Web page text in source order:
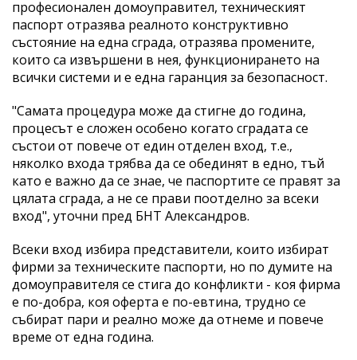
професионален домоуправител, техническият
паспорт отразява реалното конструктивно
състояние на една сграда, отразява промените,
които са извършени в нея, функционирането на
всички системи и е една гаранция за безопасност.
"Самата процедура може да стигне до година,
процесът е сложен особено когато сградата се
състои от повече от един отделен вход, т.е.,
няколко входа трябва да се обединят в едно, тъй
като е важно да се знае, че паспортите се правят за
цялата сграда, а не се прави поотделно за всеки
вход", уточни пред БНТ Александров.
Всеки вход избира представители, които избират
фирми за техническите паспорти, но по думите на
домоуправителя се стига до конфликти - коя фирма
е по-добра, коя оферта е по-евтина, трудно се
събират пари и реално може да отнеме и повече
време от една година.